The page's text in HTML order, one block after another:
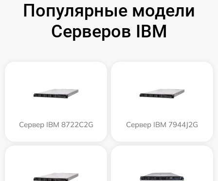
Популярные модели
Серверов IBM
Сервер IBM 8722C2G Сервер IBM 7944J2G